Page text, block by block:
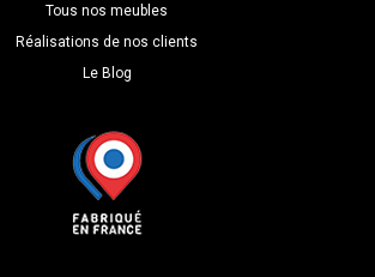
Tous nos meubles
Réalisations de nos clients
Le Blog